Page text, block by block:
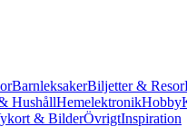
BarnleksakerBiljetter & Resor
HushållHemelektronikHobby
& BilderÖvrigtInspiration